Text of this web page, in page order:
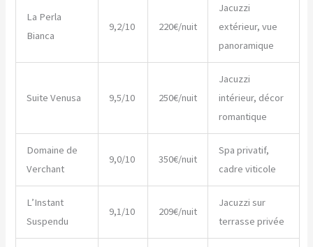
La Perla
Bianca
9,2/10 220€/nuit
Jacuzzi
extérieur, vue
panoramique
Suite Venusa 9,5/10 250€/nuit
Jacuzzi
intérieur, décor
romantique
Domaine de
Verchant
9,0/10 350€/nuit
Spa privatif,
cadre viticole
L’Instant
Suspendu
9,1/10 209€/nuit
Jacuzzi sur
terrasse privée